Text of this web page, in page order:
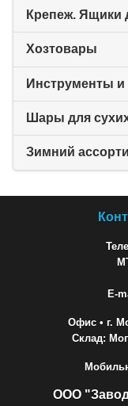
Крепеж. Ящики
Хозтовары
Инструменты и
Шары для
Зимний
E-
Офис• г.
Склад:
ООО